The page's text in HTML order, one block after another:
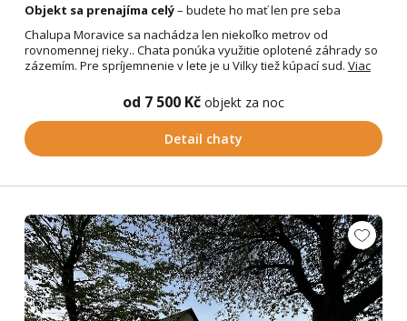
Objekt sa prenajíma celý– budete ho mať len pre seba
Chalupa Moravice sa nachádza len niekoľko metrov od
rovnomennej rieky.. Chata ponúka využitie oplotené záhrady so
zázemím. Pre spríjemnenie v lete je u Vilky tiež kúpací sud. Viac
od 7 500 Kč objekt za noc
Detail chaty